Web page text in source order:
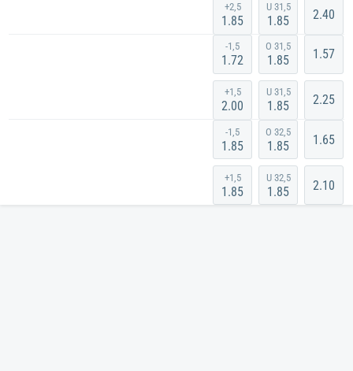
+2,5
1.85
U 31,5
1.85 2.40
-1,5
1.72
+1,5
2.00
O 31,5
1.85
U 31,5
1.85
1.57
2.25
-1,5
1.85
+1,5
1.85
O 32,5
1.85
U 32,5
1.85
1.65
2.10